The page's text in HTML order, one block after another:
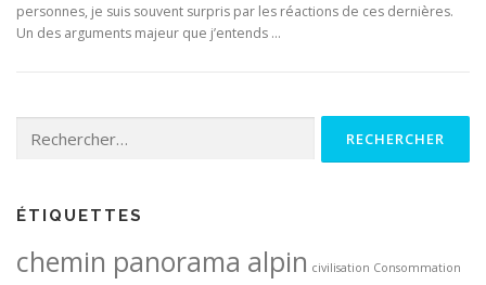
personnes, je suis souvent surpris par les réactions de ces dernières.
Un des arguments majeur que j’entends …
ÉTIQUETTES
chemin panorama alpin civilisation Consommation